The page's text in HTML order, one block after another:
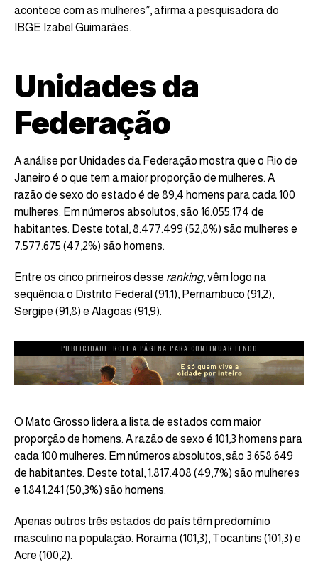
acontece com as mulheres”, afirma a pesquisadora do
IBGE Izabel Guimarães.
Unidades da
Federação
A análise por Unidades da Federação mostra que o Rio de
Janeiro é o que tem a maior proporção de mulheres. A
razão de sexo do estado é de 89,4 homens para cada 100
mulheres. Em números absolutos, são 16.055.174 de
habitantes. Deste total, 8.477.499 (52,8%) são mulheres e
7.577.675 (47,2%) são homens.
Entre os cinco primeiros desse ranking, vêm logo na
sequência o Distrito Federal (91,1), Pernambuco (91,2),
Sergipe (91,8) e Alagoas (91,9).
PUBLICIDADE. ROLE A PÁGINA PARA CONTINUAR LENDO
O Mato Grosso lidera a lista de estados com maior
proporção de homens. A razão de sexo é 101,3 homens para
cada 100 mulheres. Em números absolutos, são 3.658.649
de habitantes. Deste total, 1.817.408 (49,7%) são mulheres
e 1.841.241 (50,3%) são homens.
Apenas outros três estados do país têm predomínio
masculino na população: Roraima (101,3), Tocantins (101,3) e
Acre (100,2).